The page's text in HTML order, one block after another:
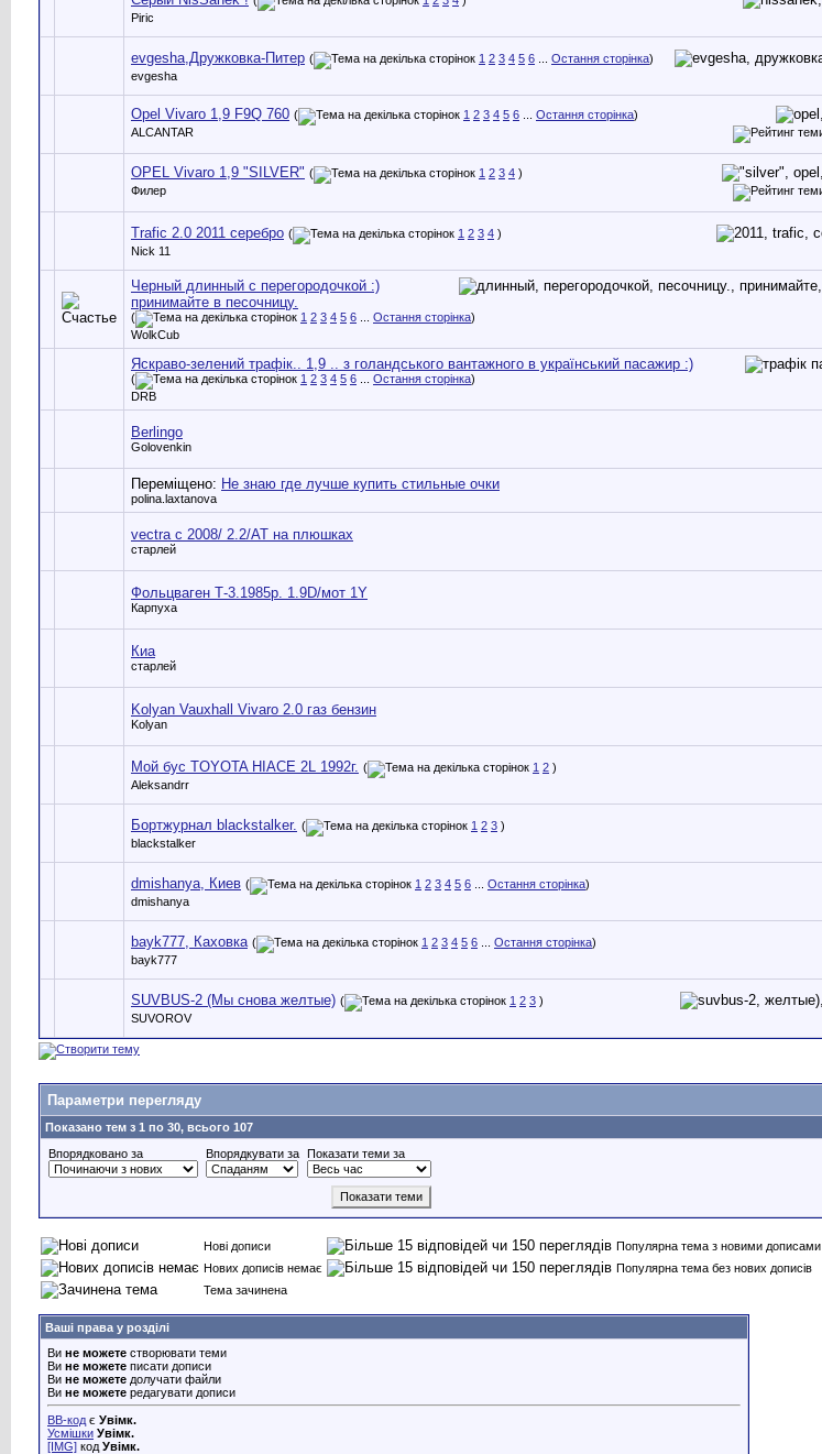
Piric
evgesha,Дружковка-Питер ( 1 2 3 4 5 6 Остання сторінка)
evgesha
Opel Vivaro 1,9 F9Q 760 ( 1 2 3 4 5 6 Остання сторінка)
ALCANTAR
OPEL Vivaro 1,9 "SILVER" ( 1 2 3 4 )
Филер
Trafic 2.0 2011 серебро ( 1 2 3 4 )
Nick 11
Черный длинный с перегородочкой :)
принимайте в песочницу.
( 1 2 3 4 5 6 Остання сторінка)
WolkCub
Яскраво-зелений трафік.. 1,9 .. з голандського вантажного в український пасажир :)
( 1 2 3 4 5 6 Остання сторінка)
DRB
Berlingo
Golovenkin
Переміщено: Не знаю где лучше купить стильные очки
polina.laxtanova
vectra c 2008/ 2.2/AT на плюшках
старлей
Фольцваген Т-3.1985р. 1.9D/мот 1Y
Карпуха
Киа
старлей
Kolyan Vauxhall Vivaro 2.0 газ бензин
Kolyan
Мой бус TOYOTA HIACE 2L 1992г. ( 1 2 )
Aleksandrr
Бортжурнал blackstalker. ( 1 2 3 )
blackstalker
dmishanya, Киев ( 1 2 3 4 5 6 Остання сторінка)
dmishanya
bayk777, Каховка ( 1 2 3 4 5 6 Остання сторінка)
bayk777
SUVBUS-2 (Мы снова желтые) ( 1 2 3 )
SUVOROV
Параметри перегляду
Показано тем з 1 по 30, всього 107
Впорядковано за
Впорядкувати за Показати теми за
Нові дописи
Популярна тема з новими дописами
Нових дописів немає
Популярна тема без нових дописів
Тема зачинена
Ваші права у розділі
Ви не можете створювати теми
Ви не можете писати дописи
Ви не можете долучати файли
Ви не можете редагувати дописи
BB-код є Увімк.
Усмішки Увімк.
[IMG] код Увімк.